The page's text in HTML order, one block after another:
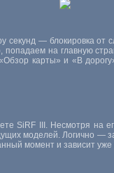
секунд — блокировка
попадаем на главную
карты» и «В
SiRF III. Несмотря на
моделей. Логично —
момент и зависит